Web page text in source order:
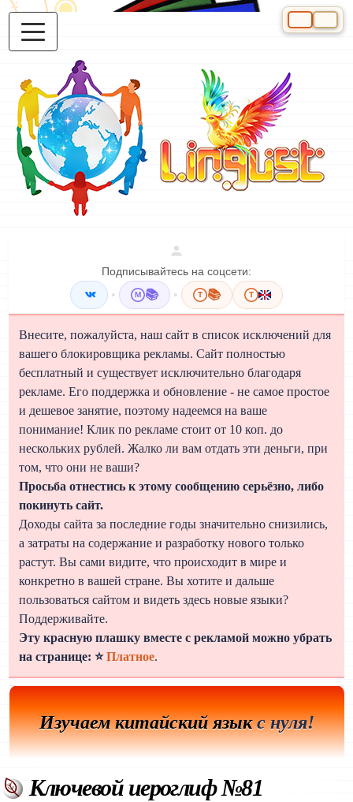
Подписывайтесь на соцсети:
• M 📚 • T 📚 T
Внесите, пожалуйста, наш сайт в список исключений для
вашего блокировщика рекламы. Сайт полностью
бесплатный и существует исключительно благодаря
рекламе. Его поддержка и обновление - не самое простое
и дешевое занятие, поэтому надеемся на ваше
понимание! Клик по рекламе стоит от 10 коп. до
нескольких рублей. Жалко ли вам отдать эти деньги, при
том, что они не ваши?
Просьба отнестись к этому сообщению серьёзно, либо
покинуть сайт.
Доходы сайта за последние годы значительно снизились,
а затраты на содержание и разработку нового только
растут. Вы сами видите, что происходит в мире и
конкретно в вашей стране. Вы хотите и дальше
пользоваться сайтом и видеть здесь новые языки?
Поддерживайте.
Эту красную плашку вместе с рекламой можно убрать
на странице: ⭐Платное.
Изучаем китайский языкс нуля!
Ключевой иероглиф №81